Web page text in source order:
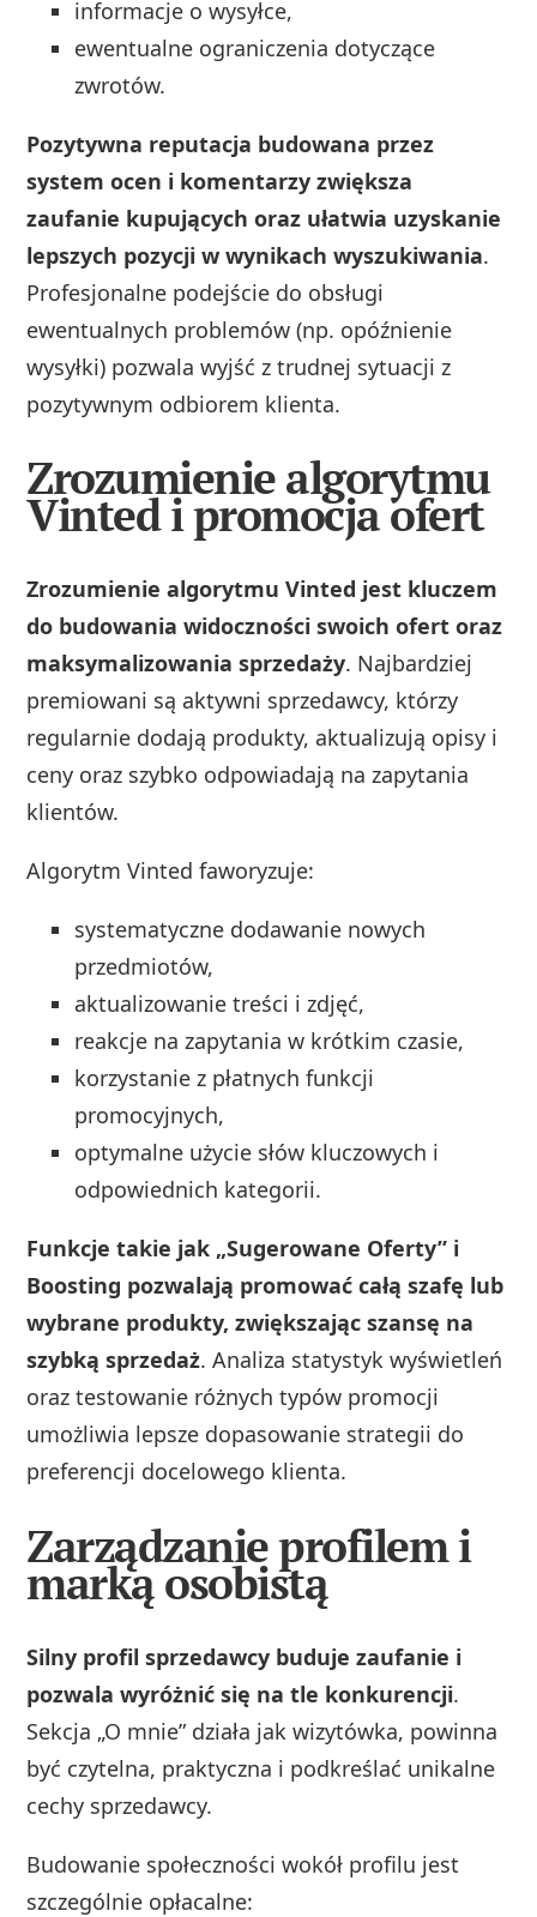
informacje o wysyłce,
ewentualne ograniczenia dotyczące
zwrotów.
Pozytywna reputacja budowana przez
system ocen i komentarzy zwiększa
zaufanie kupujących oraz ułatwia uzyskanie
lepszych pozycji w wynikach wyszukiwania.
Profesjonalne podejście do obsługi
ewentualnych problemów (np. opóźnienie
wysyłki) pozwala wyjść z trudnej sytuacji z
pozytywnym odbiorem klienta.
Zrozumienie algorytmu
Vinted i promocja ofert
Zrozumienie algorytmu Vinted jest kluczem
do budowania widoczności swoich ofert oraz
maksymalizowania sprzedaży. Najbardziej
premiowani są aktywni sprzedawcy, którzy
regularnie dodają produkty, aktualizują opisy i
ceny oraz szybko odpowiadają na zapytania
klientów.
Algorytm Vinted faworyzuje:
systematyczne dodawanie nowych
przedmiotów,
aktualizowanie treści i zdjęć,
reakcje na zapytania w krótkim czasie,
korzystanie z płatnych funkcji
promocyjnych,
optymalne użycie słów kluczowych i
odpowiednich kategorii.
Funkcje takie jak „Sugerowane Oferty” i
Boosting pozwalają promować całą szafę lub
wybrane produkty, zwiększając szansę na
szybką sprzedaż. Analiza statystyk wyświetleń
oraz testowanie różnych typów promocji
umożliwia lepsze dopasowanie strategii do
preferencji docelowego klienta.
Zarządzanie profilem i
marką osobistą
Silny profil sprzedawcy buduje zaufanie i
pozwala wyróżnić się na tle konkurencji.
Sekcja „O mnie” działa jak wizytówka, powinna
być czytelna, praktyczna i podkreślać unikalne
cechy sprzedawcy.
Budowanie społeczności wokół profilu jest
szczególnie opłacalne: